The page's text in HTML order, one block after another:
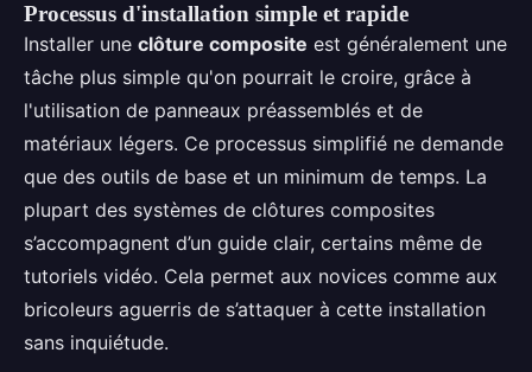
Processus d'installation simple et rapide
Installer une clôture composite est généralement une
tâche plus simple qu'on pourrait le croire, grâce à
l'utilisation de panneaux préassemblés et de
matériaux légers. Ce processus simplifié ne demande
que des outils de base et un minimum de temps. La
plupart des systèmes de clôtures composites
s’accompagnent d’un guide clair, certains même de
tutoriels vidéo. Cela permet aux novices comme aux
bricoleurs aguerris de s’attaquer à cette installation
sans inquiétude.